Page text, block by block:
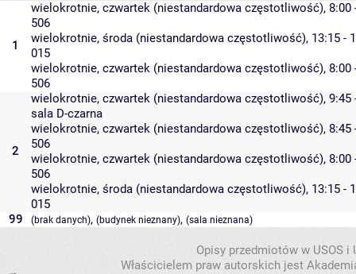
1
wielokrotnie, czwartek (niestandardowa częstotliwość), 8:00
506
wielokrotnie, środa (niestandardowa częstotliwość), 13:15 -
015
wielokrotnie, czwartek (niestandardowa częstotliwość), 8:00
506
2
wielokrotnie, czwartek (niestandardowa częstotliwość), 9:45
sala D-czarna
wielokrotnie, czwartek (niestandardowa częstotliwość), 8:45
506
wielokrotnie, czwartek (niestandardowa częstotliwość), 8:00
506
wielokrotnie, środa (niestandardowa częstotliwość), 13:15 -
015
99
(brak danych), (budynek nieznany), (sala nieznana)
Opisy przedmiotów w USOS
Właścicielem praw autorskich jest